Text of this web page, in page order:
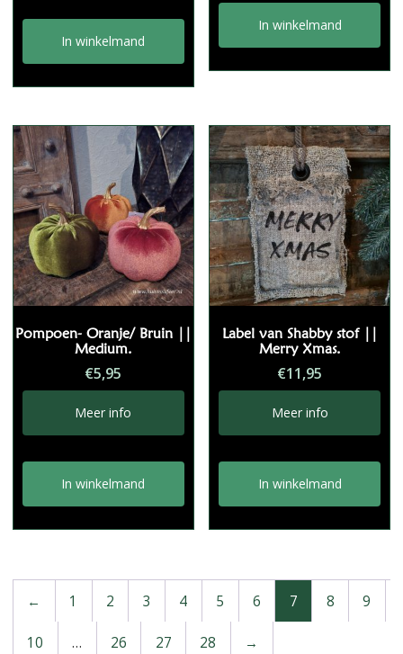
In winkelmand
In winkelmand
Pompoen- Oranje/ Bruin ||
Medium.
€5,95
Meer info
In winkelmand
Label van Shabby stof ||
Merry Xmas.
€11,95
Meer info
In winkelmand
← 1 2 3 4 5 6 7 8 9
10 … 26 27 28 →